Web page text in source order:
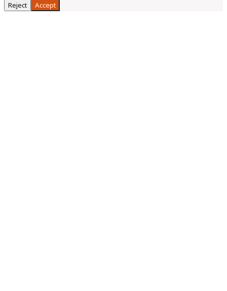
Reject Accept